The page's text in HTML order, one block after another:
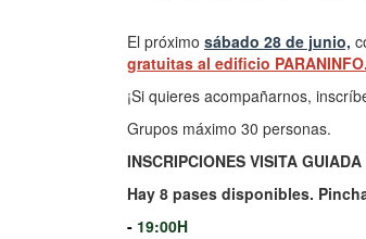
El próximo sábado 28 de junio,
gratuitas al edificio PARANINFO.
¡Si quieres acompañarnos,
Grupos máximo 30 personas.
INSCRIPCIONES VISITA
Hay 8 pases disponibles.
- 19:00H